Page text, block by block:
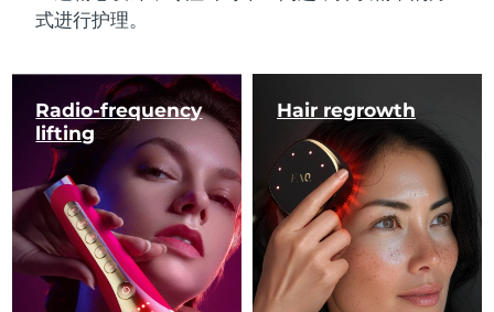
式进行护理。
Radio-frequency
lifting
Hair regrowth